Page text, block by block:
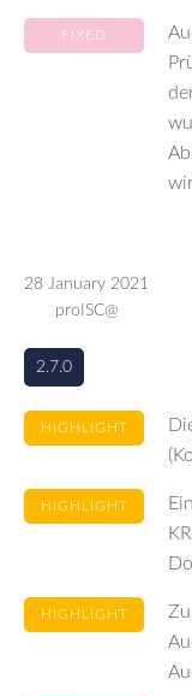
FIXED
28 January 2021
proISC@
2.7.0
HIGHLIGHT
HIGHLIGHT
HIGHLIGHT